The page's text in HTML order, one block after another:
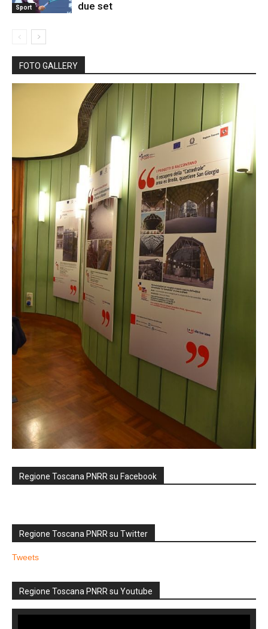
Sport due set
FOTO GALLERY
Regione Toscana PNRR su Facebook
Regione Toscana PNRR su Twitter
Tweets
Regione Toscana PNRR su Youtube